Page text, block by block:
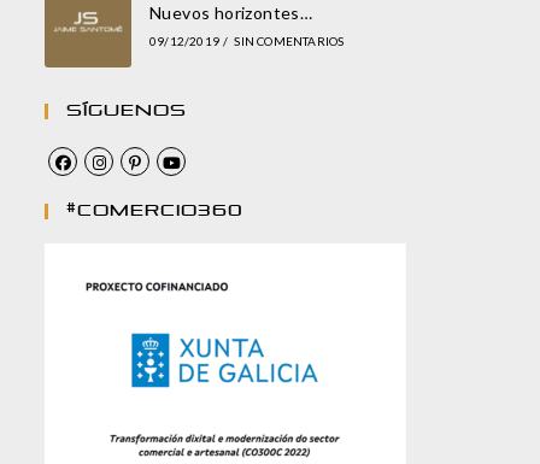
Nuevos horizontes…
09/12/2019 / SIN COMENTARIOS
Síguenos
#comercio360